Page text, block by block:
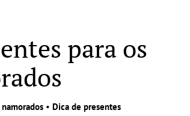
para os
• Dica de presentes